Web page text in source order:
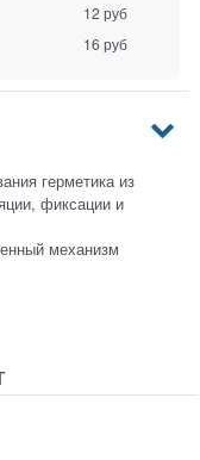
12 руб
16 руб
герметика из
фиксации и
механизм